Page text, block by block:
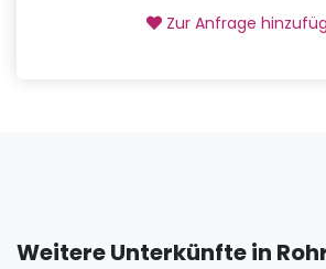
Zur Anfrage
Weitere Unterkünfte in